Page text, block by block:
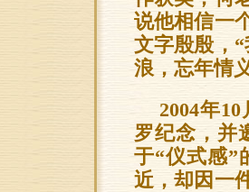
说他相信一
文字殷殷，
浪，忘年情
2004年
罗纪念，并
于“仪式感”
近，却因一